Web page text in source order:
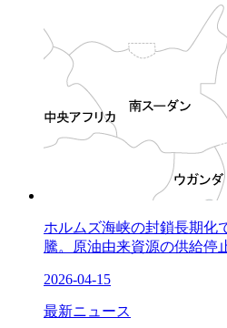
ホルムズ海峡の封鎖長期化
騰。原油由来資源の供給停
2026-04-15
最新ニュース